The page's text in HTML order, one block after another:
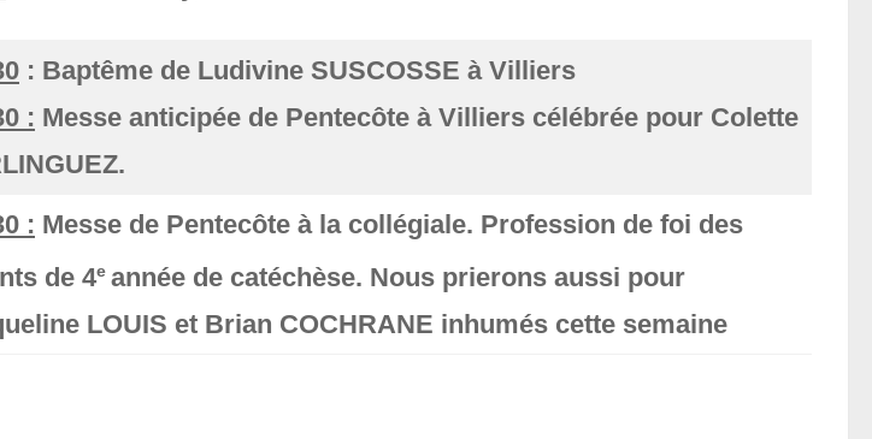
: Baptême de Ludivine SUSCOSSE à Villiers
: Messe anticipée de Pentecôte à Villiers célébrée pour Colette
: Messe de Pentecôte à la collégiale. Profession de foi des
de 4e année de catéchèse. Nous prierons aussi pour
LOUIS et Brian COCHRANE inhumés cette semaine